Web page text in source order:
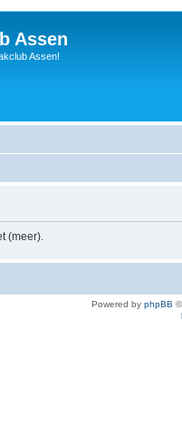
Assen
Assen!
(meer).
Powered by phpBB